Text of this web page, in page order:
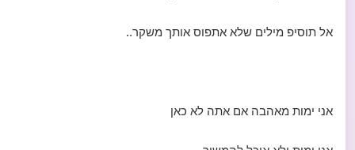
אל תוסיפ מילים שלא אתפוס אותך משקר..
אני ימות מאהבה אם אתה לא כאן